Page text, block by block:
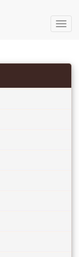
কুমিল্লা
কলেজ